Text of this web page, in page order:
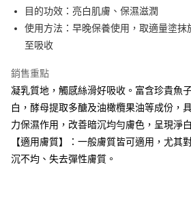
ATM付款
貨到付款
運送方式
付款後 全家取貨 (指定全家, 限時免運)
免運費
付款後全家取貨 (甜蜜情人節 限時免運)
免運費
目的功效：亮白肌膚、保濕滋潤
使用方法：早晚保養使用，取適量塗
至吸收
銷售重點
凝乳質地，觸感絲滑好吸收。富含珍貴魚
白，酵母提取多醣及油橄欖果油等成份，
力保濕作用，改善暗沉均勻膚色，呈現淨
【適用膚質】：一般膚質皆可適用，尤其
沉不均、失去彈性膚質。